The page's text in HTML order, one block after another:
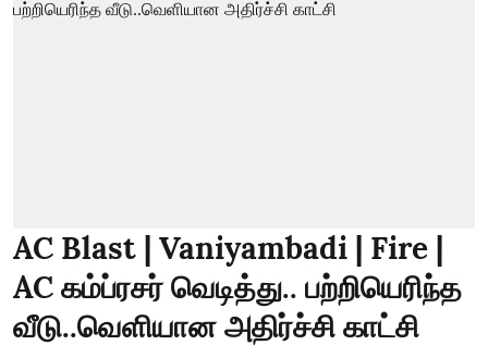
AC Blast | Vaniyambadi | Fire |
AC கம்ப்ரசர் வெடித்து.. பற்றியெரிந்த
வீடு..வெளியான அதிர்ச்சி காட்சி